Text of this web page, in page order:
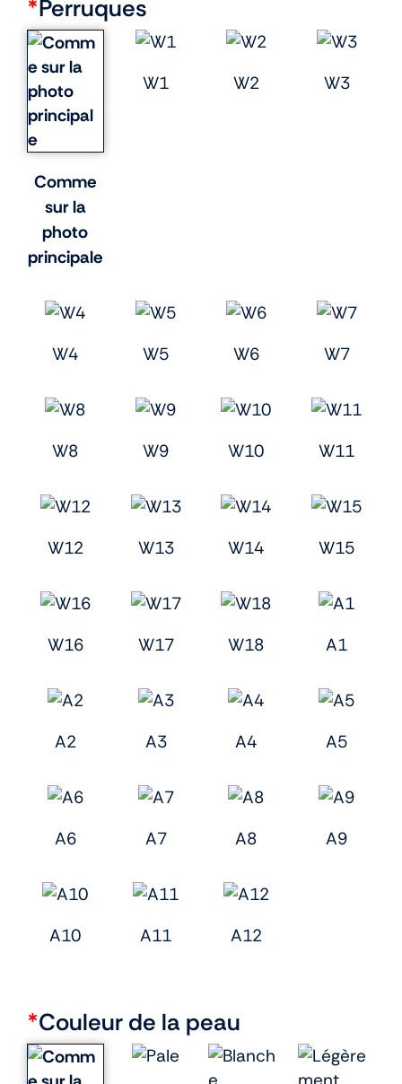
*Perruques
Comme
sur la
photo
principale
W1 W2 W3
W4 W5 W6 W7
W8 W9 W10 W11
W12 W13 W14 W15
W16 W17 W18 A1
A2 A3 A4 A5
A6 A7 A8 A9
A10 A11 A12
*Couleur de la peau